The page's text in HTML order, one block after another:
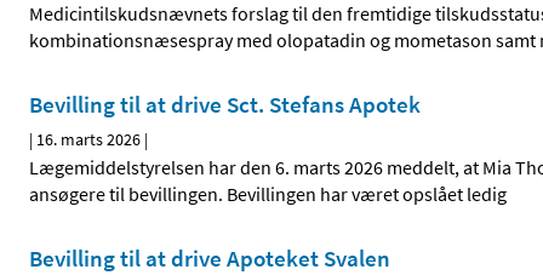
Medicintilskudsnævnets forslag til den fremtidige
kombinationsnæsespray med olopatadin og mometason
Bevilling til at drive Sct. Stefans Apotek
| 16. marts 2026 |
Lægemiddelstyrelsen har den 6. marts 2026 meddelt, at Mia
ansøgere til bevillingen. Bevillingen har været opslået ledig
Bevilling til at drive Apoteket Svalen